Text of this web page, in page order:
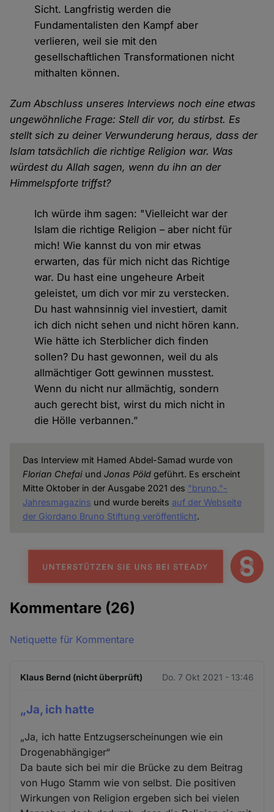
Sicht. Langfristig werden die
Fundamentalisten den Kampf aber
verlieren, weil sie mit den
gesellschaftlichen Transformationen nicht
mithalten können.
Zum Abschluss unseres Interviews noch eine etwas
ungewöhnliche Frage: Stell dir vor, du stirbst. Es
stellt sich zu deiner Verwunderung heraus, dass der
Islam tatsächlich die richtige Religion war. Was
würdest du Allah sagen, wenn du ihn an der
Himmelspforte triffst?
Ich würde ihm sagen: "Vielleicht war der
Islam die richtige Religion – aber nicht für
mich! Wie kannst du von mir etwas
erwarten, das für mich nicht das Richtige
war. Du hast eine ungeheure Arbeit
geleistet, um dich vor mir zu verstecken.
Du hast wahnsinnig viel investiert, damit
ich dich nicht sehen und nicht hören kann.
Wie hätte ich Sterblicher dich finden
sollen? Du hast gewonnen, weil du als
allmächtiger Gott gewinnen musstest.
Wenn du nicht nur allmächtig, sondern
auch gerecht bist, wirst du mich nicht in
die Hölle verbannen.”
Das Interview mit Hamed Abdel-Samad wurde von
Florian Chefaiund Jonas Pöldgeführt. Es erscheint
Mitte Oktober in der Ausgabe 2021 des "bruno."-
Jahresmagazins und wurde bereits auf der Webseite
der Giordano Bruno Stiftung veröffentlicht.
Kommentare (26)
Netiquette für Kommentare
Klaus Bernd (nicht überprüft) Do. 7 Okt 2021 - 13:46
„Ja, ich hatte
„Ja, ich hatte Entzugserscheinungen wie ein
Drogenabhängiger“
Da baute sich bei mir die Brücke zu dem Beitrag
von Hugo Stamm wie von selbst. Die positiven
Wirkungen von Religion ergeben sich bei vielen